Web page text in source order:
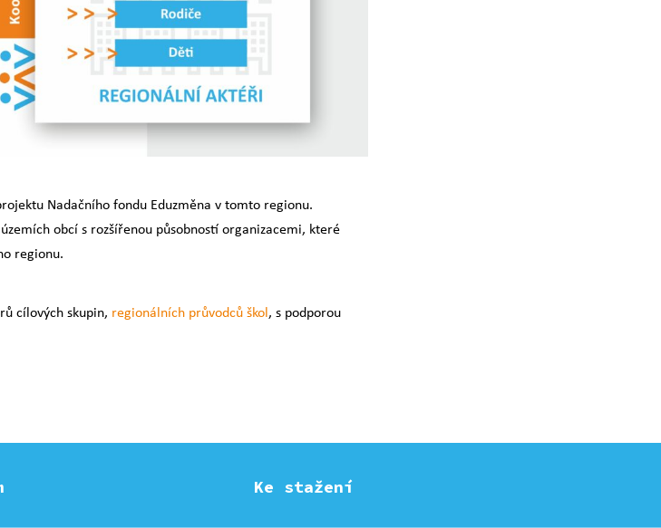
Nadačního fondu Eduzměna v tomto regionu.
obcí s rozšířenou působností organizacemi, které
regionu.
cílových skupin, regionálních průvodců škol, s podporou
Ke stažení